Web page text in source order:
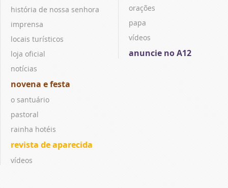
história de nossa senhora
imprensa
locais turísticos
loja oficial
notícias
novena e festa
o santuário
pastoral
rainha hotéis
revista de aparecida
vídeos
orações
papa
vídeos
anuncie no A12